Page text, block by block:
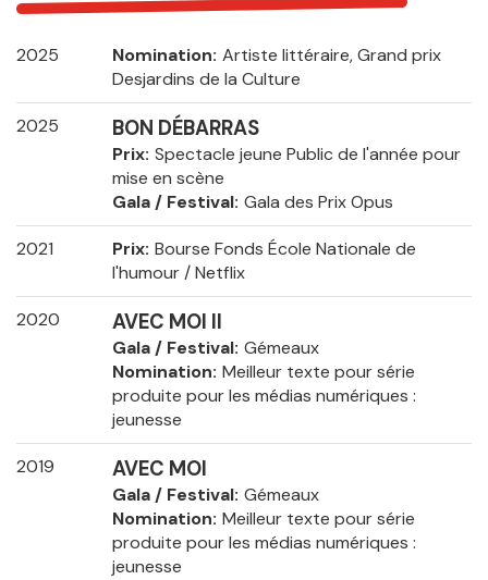
2025 Nomination Artiste littéraire, Grand prix
Desjardins de la Culture
2025 BON DÉBARRAS
Prix Spectacle jeune Public de l'année pour
mise en scène
Gala / Festival Gala des Prix Opus
2021 Prix Bourse Fonds École Nationale de
l'humour / Netflix
2020 AVEC MOI II
Gala / Festival Gémeaux
Nomination Meilleur texte pour série
produite pour les médias numériques :
jeunesse
2019 AVEC MOI
Gala / Festival Gémeaux
Nomination Meilleur texte pour série
produite pour les médias numériques :
jeunesse